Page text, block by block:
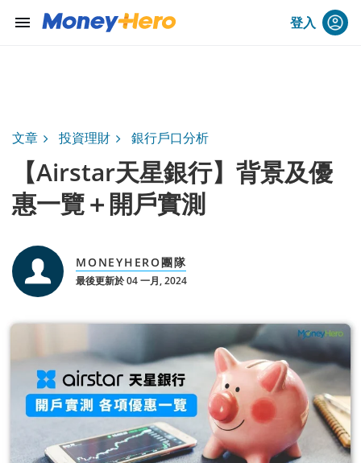
menu 登入
文章 投資理財 銀行戶口分析
【Airstar天星銀行】背景及優
惠一覽＋開戶實測
MONEYHERO團隊
最後更新於 04 一月, 2024